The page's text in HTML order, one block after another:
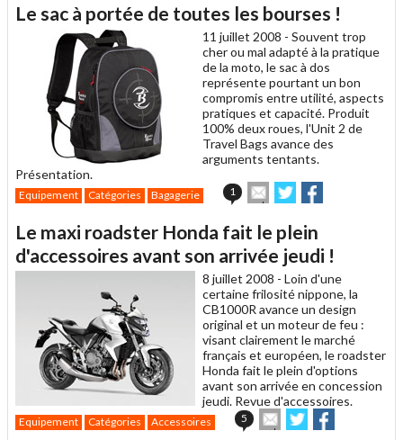
un
ami
Le sac à portée de toutes les bourses !
11 juillet 2008 - Souvent trop
cher ou mal adapté à la pratique
de la moto, le sac à dos
représente pourtant un bon
compromis entre utilité, aspects
pratiques et capacité. Produit
100% deux roues, l'Unit 2 de
Travel Bags avance des
arguments tentants.
Présentation.
Equipement Catégories Bagagerie 1
Envoyer
cet
à
un
ami
Partager
sur sur
Le maxi roadster Honda fait le plein
d'accessoires avant son arrivée jeudi !
8 juillet 2008 - Loin d'une
certaine frilosité nippone, la
CB1000R avance un design
original et un moteur de feu :
visant clairement le marché
français et européen, le roadster
Honda fait le plein d'options
avant son arrivée en concession
jeudi. Revue d'accessoires.
Equipement Catégories Accessoires 5
Envoyer
cet
Partager
sur sur